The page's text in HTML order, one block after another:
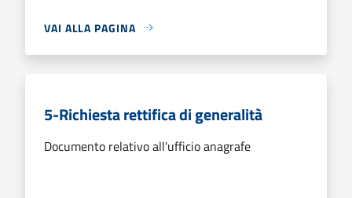
VAI ALLA PAGINA
5-Richiesta rettifica di generalità
Documento relativo all'ufficio anagrafe